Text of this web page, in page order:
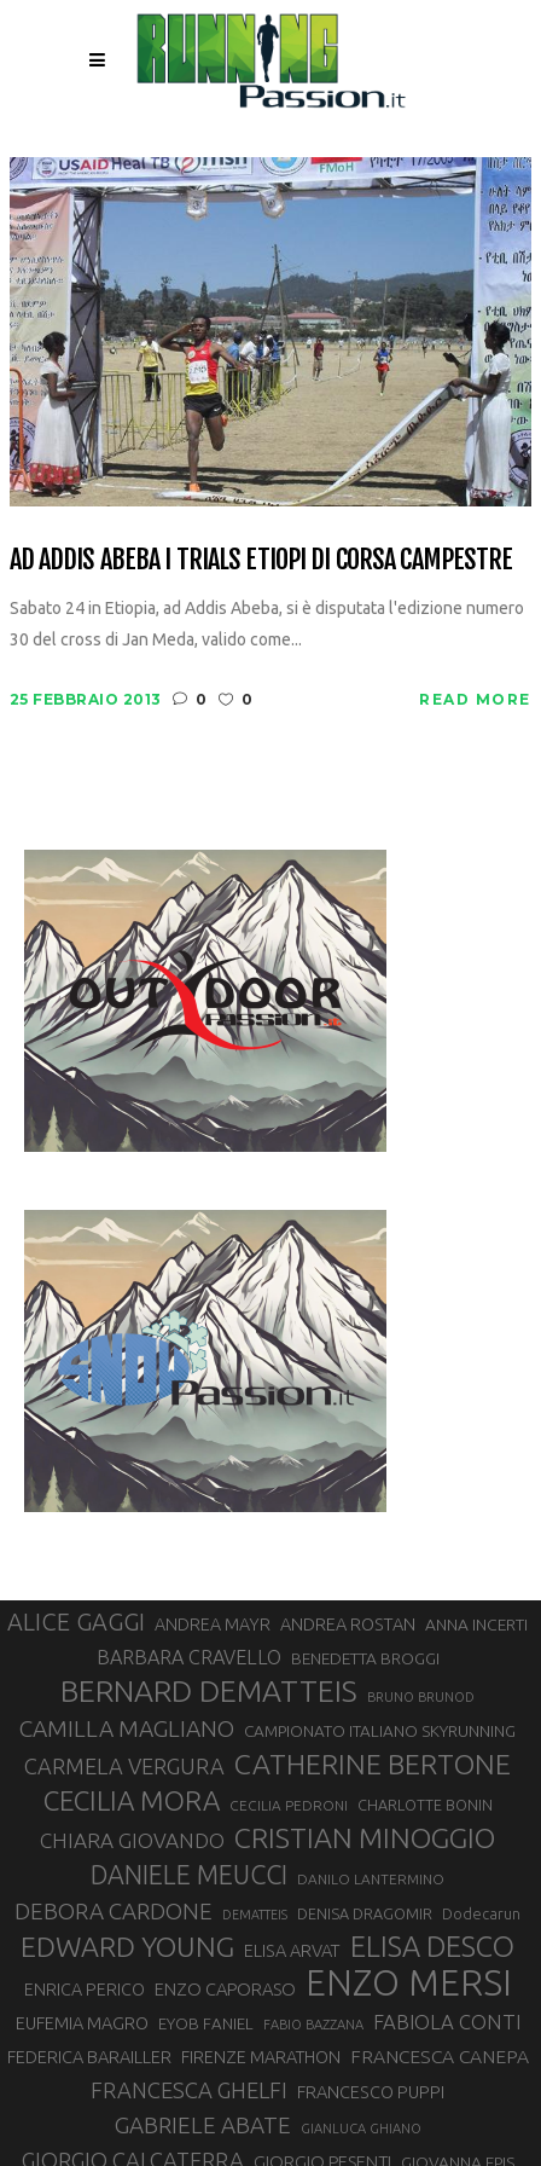
AD ADDIS ABEBA I TRIALS ETIOPI DI CORSA CAMPESTRE
Sabato 24 in Etiopia, ad Addis Abeba, si è disputata l'edizione numero
30 del cross di Jan Meda, valido come...
25 FEBBRAIO 2013 0 0 READ MORE
ALICE GAGGI ANDREA MAYR ANDREA ROSTAN ANNA INCERTI
BARBARA CRAVELLO BENEDETTA BROGGI
BERNARD DEMATTEIS BRUNO BRUNOD
CAMILLA MAGLIANO CAMPIONATO ITALIANO SKYRUNNING
CARMELA VERGURA CATHERINE BERTONE
CECILIA MORA CECILIA PEDRONI CHARLOTTE BONIN
CHIARA GIOVANDO CRISTIAN MINOGGIO
DANIELE MEUCCI DANILO LANTERMINO
DEBORA CARDONE DEMATTEIS DENISA DRAGOMIR Dodecarun
EDWARD YOUNG ELISA ARVAT ELISA DESCO
ENRICA PERICO ENZO CAPORASO ENZO MERSI
EUFEMIA MAGRO EYOB FANIEL FABIO BAZZANA FABIOLA CONTI
FEDERICA BARAILLER FIRENZE MARATHON FRANCESCA CANEPA
FRANCESCA GHELFI FRANCESCO PUPPI
GABRIELE ABATE GIANLUCA GHIANO
GIORGIO CALCATERRA GIORGIO PESENTI